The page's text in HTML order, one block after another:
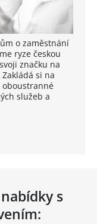
o zaměstnání
ryze českou
značku na
si na
služeb a
s